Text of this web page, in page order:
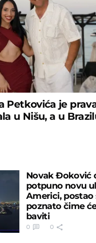
Petkovića je
u Nišu, a u
Novak Đoković
potpuno novu
Americi, postao
poznato čime
baviti
0 0